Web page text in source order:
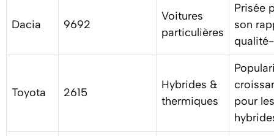
Dacia 9692
Voitures
particulières
Prisée
son
Toyota 2615
Hybrides &
thermiques
pour les